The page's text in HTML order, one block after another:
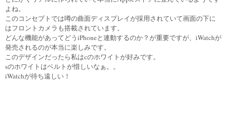
よね。
このコンセプトでは噂の曲面ディスプレイが採用されていて画面の下に
はフロントカメラも搭載されています。
どんな機能があってどうiPhoneと連動するのか？が重要ですが、iWatchが
発売されるのが本当に楽しみです。
このデザインだったら私はcのホワイトが好みです。
sのホワイトはベルトが惜しいなぁ。。
iWatchが待ち遠しい！